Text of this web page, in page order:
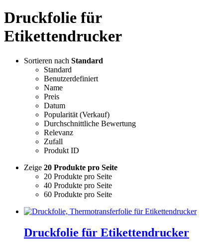
Druckfolie für
Etikettendrucker
Sortieren nach Standard
Standard
Benutzerdefiniert
Name
Preis
Datum
Popularität (Verkauf)
Durchschnittliche Bewertung
Relevanz
Zufall
Produkt ID
Zeige 20 Produkte pro Seite
20 Produkte pro Seite
40 Produkte pro Seite
60 Produkte pro Seite
Druckfolie für Etikettendrucker